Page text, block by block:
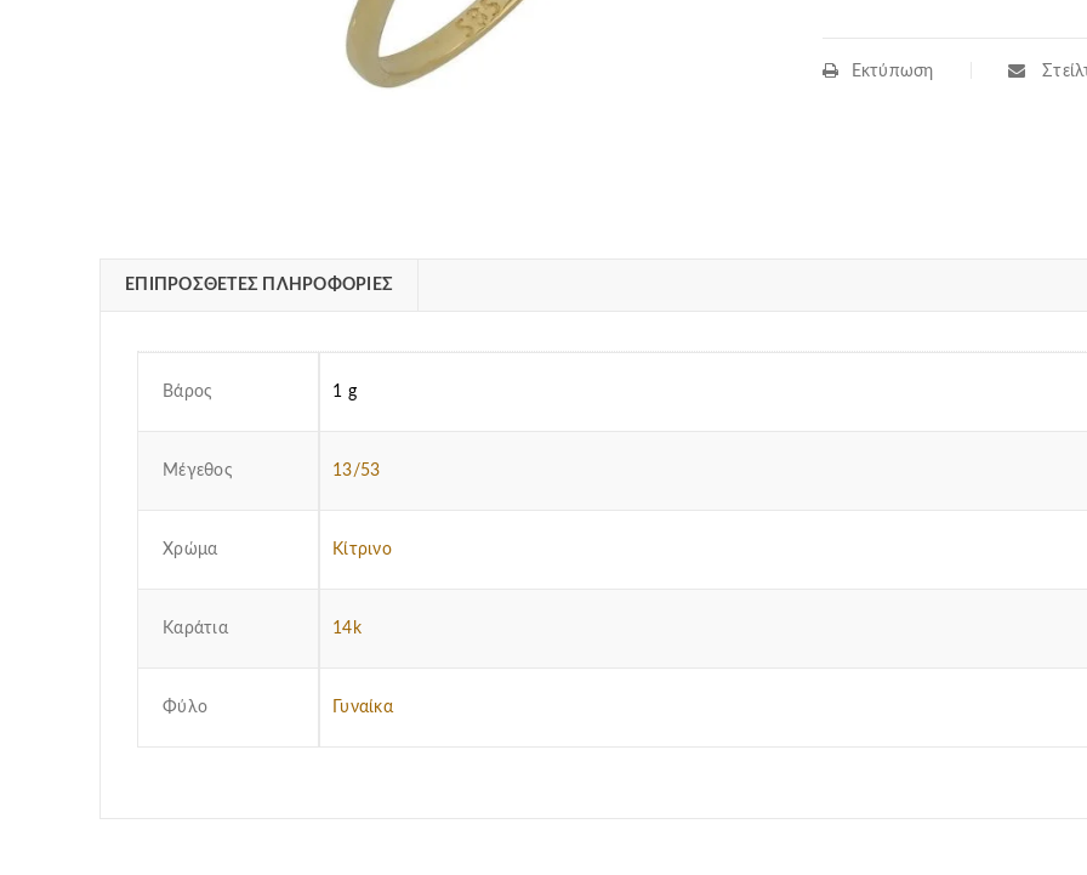
Εκτύπωση
ΕΠΙΠΡΌΣΘΕΤΕΣ ΠΛΗΡΟΦΟΡΊΕΣ
Βάρος 1 g
Μέγεθος 13/53
Χρώμα Κίτρινο
Καράτια 14k
Φύλο Γυναίκα